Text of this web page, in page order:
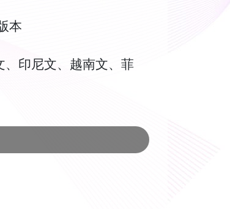
本
印尼文、越南文、菲